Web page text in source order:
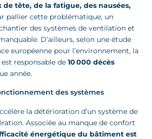
de tête, de la fatigue, des nausées,
pallier cette problématique, un
des systèmes de ventilation et
D’ailleurs, selon une étude
européenne pour l’environnement, la
est responsable de 10 000 décès
année.
des systèmes
la détérioration d’un système de
Associée au manque de confort
énergétique du bâtiment est